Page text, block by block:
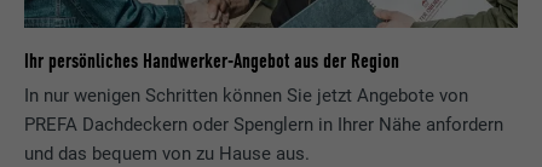
Ihr persönliches Handwerker-Angebot aus der Region
In nur wenigen Schritten können Sie jetzt Angebote von
PREFA Dachdeckern oder Spenglern in Ihrer Nähe anfordern
und das bequem von zu Hause aus.
Anbieter Google Optimize
Zweck
Speichert die vom Benutzer ausgewählte
Sprach version einer Webseite.